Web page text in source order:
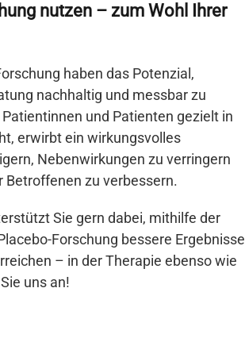
nutzen – zum Wohl Ihrer
haben das Potenzial,
nachhaltig und messbar zu
und Patienten gezielt in
erwirbt ein wirkungsvolles
Nebenwirkungen zu verringern
Betroffenen zu verbessern.
Sie gern dabei, mithilfe der
Forschung bessere Ergebnisse
– in der Therapie ebenso wie
uns an!